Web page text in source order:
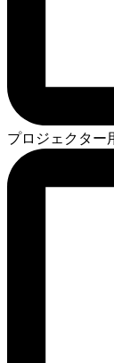
プロジェクター